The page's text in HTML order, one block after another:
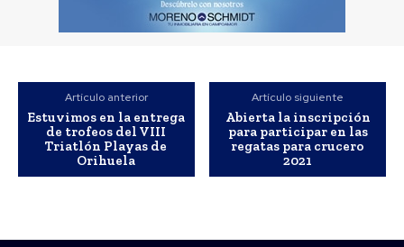
Artículo anterior
Estuvimos en la entrega
de trofeos del VIII
Triatlón Playas de
Orihuela
Artículo siguiente
Abierta la inscripción
para participar en las
regatas para crucero
2021